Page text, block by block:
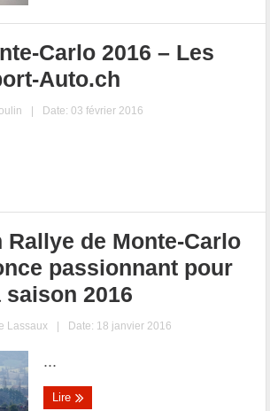
Carlo 2016 – Les
Auto.ch
| Date: 03 février 2016
Rallye de Monte-Carlo
passionnant pour
2016
Lassaux | Date: 18 janvier 2016
...
Lire